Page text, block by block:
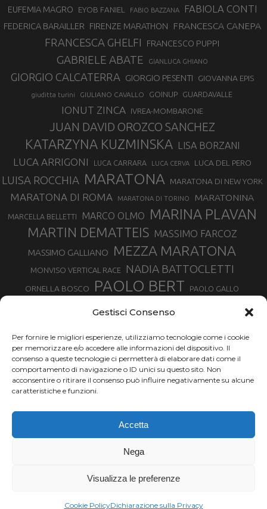
Gestisci Consenso
Per fornire le migliori esperienze, utilizziamo tecnologie come i cookie
per memorizzare e/o accedere alle informazioni del dispositivo. Il
consenso a queste tecnologie ci permetterà di elaborare dati come il
comportamento di navigazione o ID unici su questo sito. Non
acconsentire o ritirare il consenso può influire negativamente su alcune
caratteristiche e funzioni.
Accetta
Nega
Visualizza le preferenze
Cookie PolicyDichiarazione sulla Privacy
EUFEMIA MAGRO EYOB FANIEL FABIO BAZZANA FABIOLA CONTI
FEDERICA BARAILLER FIRENZE MARATHON FRANCESCA CANEPA
FRANCESCA GHELFI FRANCESCO PUPPI
GABRIELE ABATE GIANLUCA GHIANO
GIORGIO CALCATERRA GIORGIO PESENTI GIOVANNA EPIS
giuditta turini GIULIANO CAVALLO GOINUP GUARDAVALLE
IONUT ZINCA IVREA-MOMBARONE
JUAN DAVID OROZCO SANCHEZ
KATARZYNA KUZMINSKA LISA BORZANI
LUCA ARRIGONI LUCA CARRARA LUCA CERVA LUCA DEL PERO
LUISA ROCCHIA MARATONA MARATONA DI NEW YORK
MARATONA DI ROMA MARATONA DI TORINO MARATONINA
MARCELLA BELLETTI MARCO OLMO MARINA PLAVAN
MARTIN DEMATTEIS MASSIMO FARCOZ
MASSIMO GALLIANO MEZZA MARATONA
MONVISO VERTICAL RACE NADIA BATTOCLETTI
ORNELLA BOSCO PAOLO BERT PAOLO GALLO
SILVIA SERAFINI SONIA GLAREY TAVAGNASCO TOR DES GEANTS
TOUR MONVISO TRAIL TRAIL MONTE CASTO TROFEO KIMA
TURIN MARATHON URBAN ZEMMER VAL DI FASSA RUNNING
VALENTINA BELOTTI
VENICE MARATHON
XAVIER CHEVRIER
YEMAN CRIPPA
Chi siamo | Termini d'uso | Privacy |